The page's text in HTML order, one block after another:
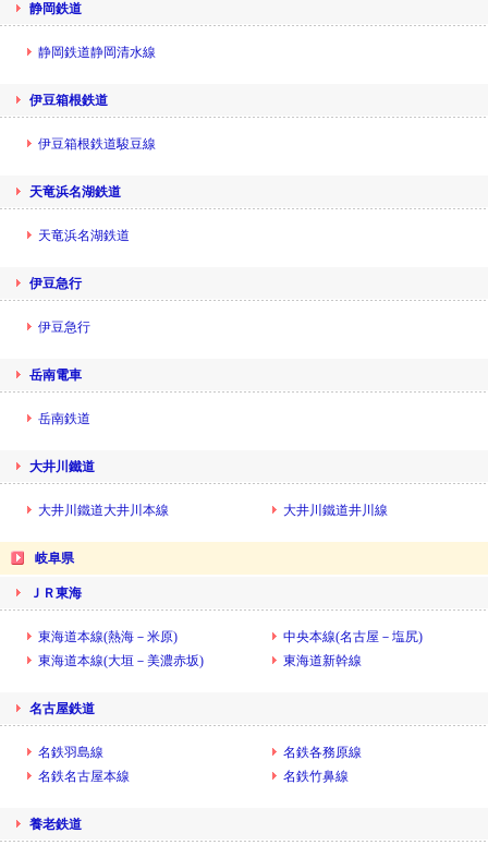
静岡鉄道
静岡鉄道静岡清水線
伊豆箱根鉄道
伊豆箱根鉄道駿豆線
天竜浜名湖鉄道
天竜浜名湖鉄道
伊豆急行
伊豆急行
岳南電車
岳南鉄道
大井川鐵道
大井川鐵道大井川本線 大井川鐵道井川線
岐阜県
ＪＲ東海
東海道本線(熱海－米原)
中央本線(名古屋－塩尻)
東海道本線(大垣－美濃赤坂)
東海道新幹線
名古屋鉄道
名鉄羽島線
名鉄各務原線
名鉄名古屋本線
名鉄竹鼻線
養老鉄道